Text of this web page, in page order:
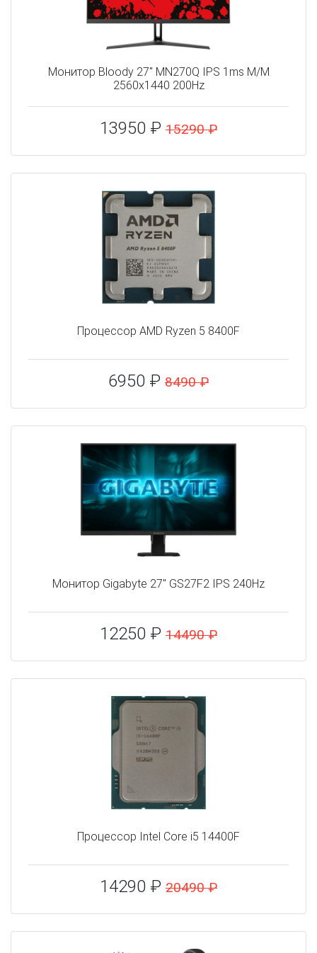
Монитор Bloody 27" MN270Q IPS 1ms M/M
2560x1440 200Hz
13950 ₽ 15290 ₽
Процессор AMD Ryzen 5 8400F
6950 ₽ 8490 ₽
Монитор Gigabyte 27" GS27F2 IPS 240Hz
12250 ₽ 14490 ₽
Процессор Intel Core i5 14400F
14290 ₽ 20490 ₽